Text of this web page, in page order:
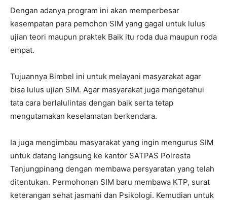
Dengan adanya program ini akan memperbesar
kesempatan para pemohon SIM yang gagal untuk lulus
ujian teori maupun praktek Baik itu roda dua maupun roda
empat.
Tujuannya Bimbel ini untuk melayani masyarakat agar
bisa lulus ujian SIM. Agar masyarakat juga mengetahui
tata cara berlalulintas dengan baik serta tetap
mengutamakan keselamatan berkendara.
Ia juga mengimbau masyarakat yang ingin mengurus SIM
untuk datang langsung ke kantor SATPAS Polresta
Tanjungpinang dengan membawa persyaratan yang telah
ditentukan. Permohonan SIM baru membawa KTP, surat
keterangan sehat jasmani dan Psikologi. Kemudian untuk